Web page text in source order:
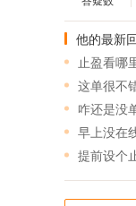
他的最新
止盈看哪
这单很不
咋还是没
早上没在